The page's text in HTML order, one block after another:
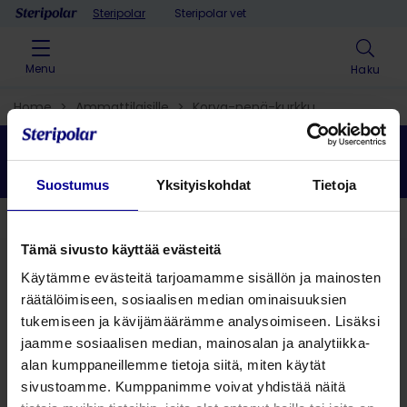
Suostumus Yksityiskohdat Tietoja
Tämä sivusto käyttää evästeitä
Käytämme evästeitä tarjoamamme sisällön ja mainosten
räätälöimiseen, sosiaalisen median ominaisuuksien
tukemiseen ja kävijämäärämme analysoimiseen. Lisäksi
jaamme sosiaalisen median, mainosalan ja analytiikka-
alan kumppaneillemme tietoja siitä, miten käytät
sivustoamme. Kumppanimme voivat yhdistää näitä
Skip to contentSteripolar Steripolar vet
Menu Haku
Hae ratkaisu
Hae tuote
Home > Ammattilaisille > Korva-nenä-kurkku​
> Korvatuotteet
Muut korvatuotteet